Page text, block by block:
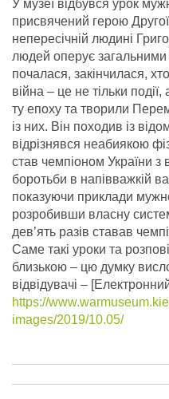
У музеї відбувся урок
присвячений герою Другої
непересічній людині
людей оперує
почалася, закінчилася,
війна – це не тільки
ту епоху та творили
із них. Він походив із
відрізнявся неабиякою
став чемпіоном України з
боротьби в напівважкій
показуючи приклади
розробивши власну
дев’ять разів ставав
Саме такі уроки та
близькою – цю думку
відвідувачі –
https://
images/2019/10.05/